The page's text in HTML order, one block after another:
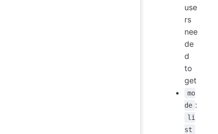
use
rs
nee
de
d
to
get
mo
de :
li
st